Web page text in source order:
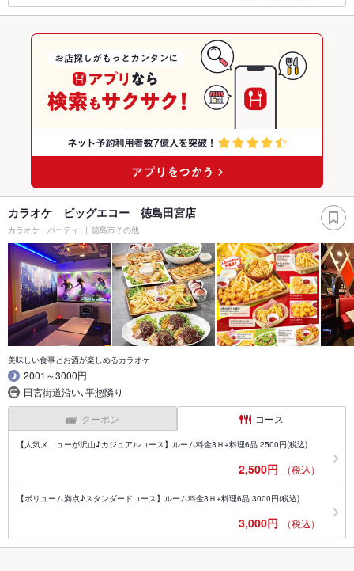
カラオケ ビッグエコー 徳島田宮店
カラオケ・パーティ 徳島市その他
美味しい食事とお酒が楽しめるカラオケ
2001～3000円
田宮街道沿い､平惣隣り
クーポン コース
【人気メニューが沢山♪カジュアルコース】ルーム料金3Ｈ+料理6品 2500円(税込)
2,500円 （税込）
【ボリューム満点♪スタンダードコース】ルーム料金3Ｈ+料理6品 3000円(税込)
3,000円 （税込）